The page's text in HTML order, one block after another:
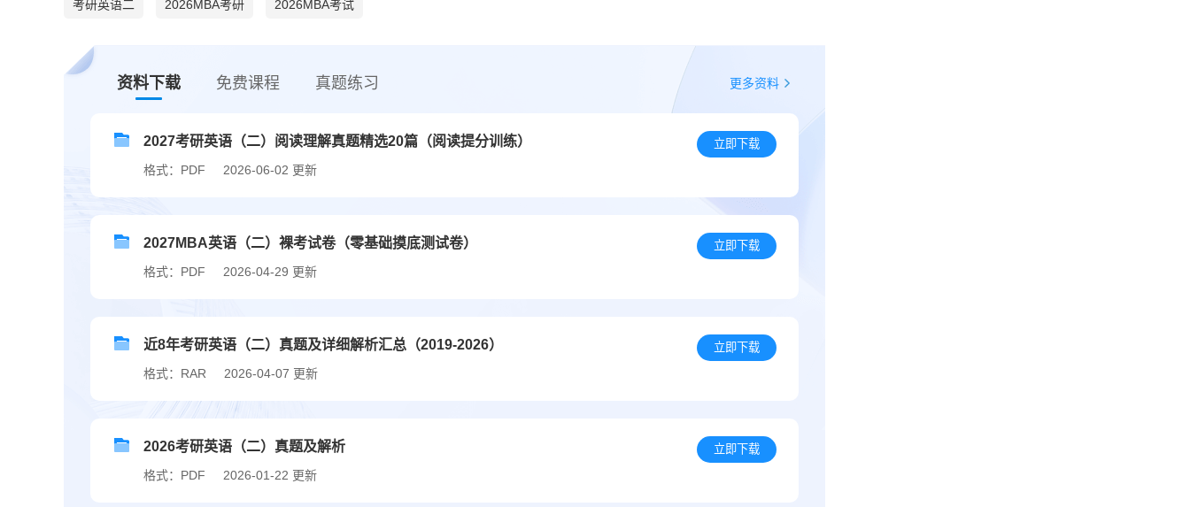
考研英语二 2026MBA考研 2026MBA考试
资料下载 免费课程 真题练习 更多资料
2027考研英语（二）阅读理解真题精选20篇（阅读提分训练）
格式：PDF 2026-06-02 更新
立即下载
2027MBA英语（二）裸考试卷（零基础摸底测试卷）
格式：PDF 2026-04-29 更新
立即下载
近8年考研英语（二）真题及详细解析汇总（2019-2026）
格式：RAR 2026-04-07 更新
立即下载
2026考研英语（二）真题及解析
格式：PDF 2026-01-22 更新
立即下载